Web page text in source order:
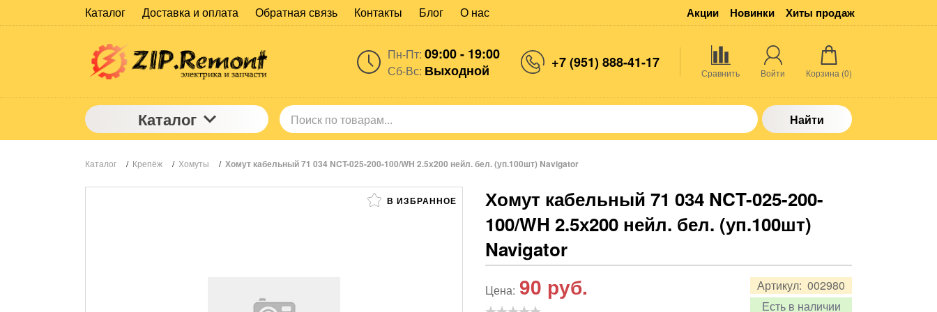
Каталог Доставка и оплата Обратная связь Контакты Блог О нас Акции Новинки Хиты продаж
Пн-Пт: 09:00 - 19:00
Сб-Вс: Выходной +7 (951) 888-41-17
Сравнить Войти Корзина (0)
Каталог Найти
Каталог / Крепёж / Хомуты / Хомут кабельный 71 034 NCT-025-200-100/WH 2.5х200 нейл. бел. (уп.100шт) Navigator
В ИЗБРАННОЕ
Хомут кабельный 71 034 NCT-025-200-
100/WH 2.5х200 нейл. бел. (уп.100шт)
Navigator
Артикул: 002980
Есть в наличии
Цена: 90 руб.